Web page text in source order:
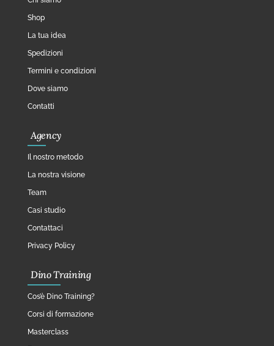
Shop
La tua idea
Spedizioni
Termini e condizioni
Dove siamo
Contatti
Agency
Il nostro metodo
La nostra visione
Team
Casi studio
Contattaci
Privacy Policy
Dino Training
Cos’è Dino Training?
Corsi di formazione
Masterclass